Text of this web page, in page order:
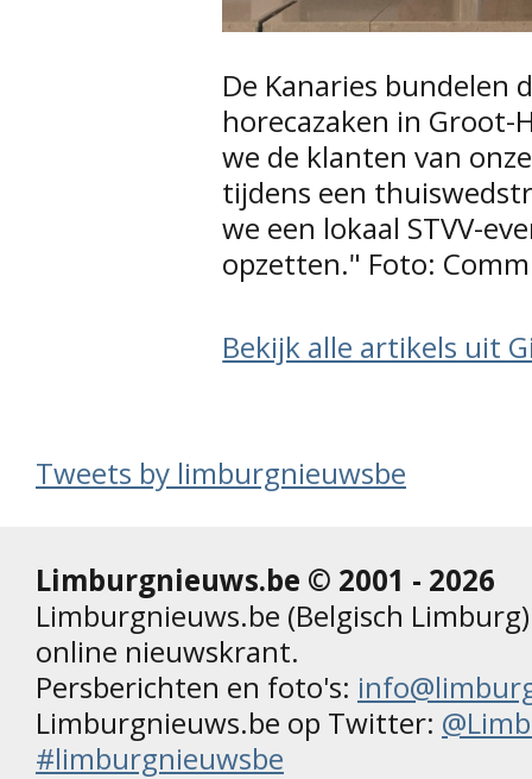
De Kanaries bundelen
horecazaken in Groot-
we de klanten van
tijdens een
we een lokaal STVV-
opzetten." Foto:
Bekijk alle artikels uit
Tweets by limburgnieuwsbe
Limburgnieuws.be © 2001 - 2026
Limburgnieuws.be (Belgisch
online nieuwskrant.
Persberichten en foto's:
Limburgnieuws.be op Twitter:
#limburgnieuwsbe